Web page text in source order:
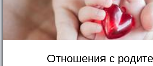
Отношения с